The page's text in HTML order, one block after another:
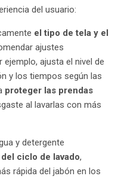
del usuario:
el tipo de tela y el
ajustes
ajusta el nivel de
y los tiempos según las
proteger las prendas
al lavarlas con más
y detergente
ciclo de lavado,
rápida del jabón en los